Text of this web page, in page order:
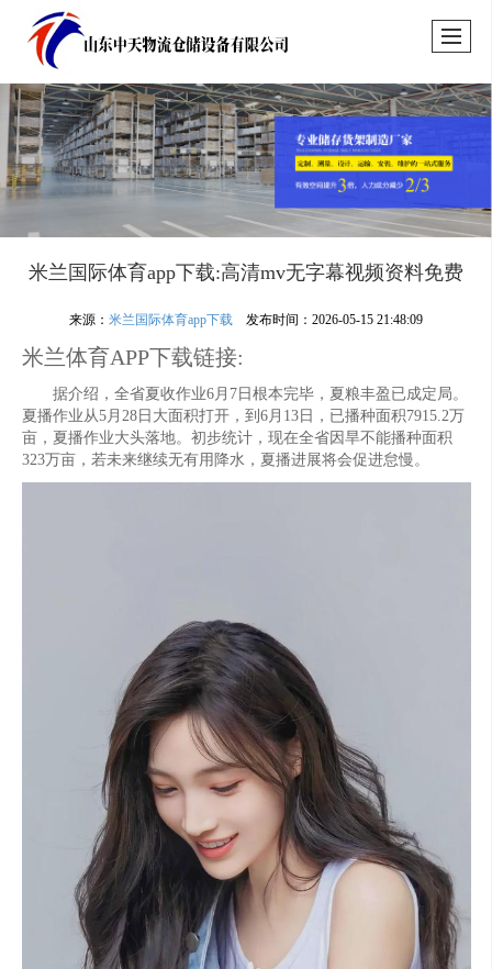
米兰国际体育app下载:高清mv无字幕视频资料免费
来源：米兰国际体育app下载 发布时间：2026-05-15 21:48:09
米兰体育APP下载链接:
据介绍，全省夏收作业6月7日根本完毕，夏粮丰盈已成定局。
夏播作业从5月28日大面积打开，到6月13日，已播种面积7915.2万
亩，夏播作业大头落地。初步统计，现在全省因旱不能播种面积
323万亩，若未来继续无有用降水，夏播进展将会促进怠慢。